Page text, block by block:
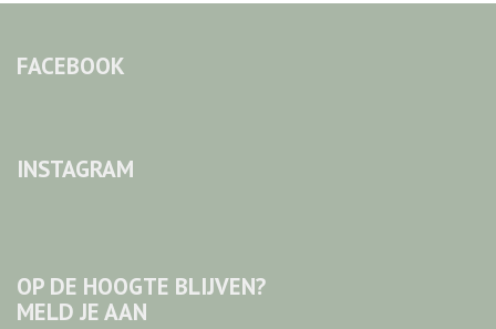
FACEBOOK
INSTAGRAM
OP DE HOOGTE BLIJVEN?
MELD JE AAN